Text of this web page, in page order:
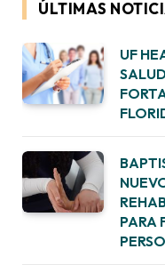
ÚLTIMAS
UF
PARA